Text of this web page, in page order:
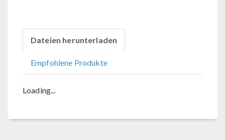
Dateien herunterladen
Empfohlene Produkte
Loading...